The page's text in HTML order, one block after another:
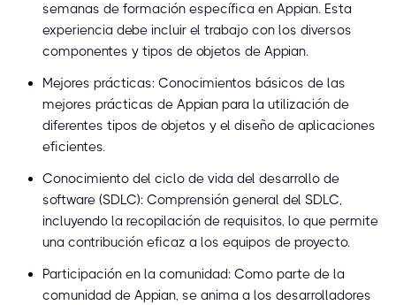
semanas de formación específica en Appian. Esta
experiencia debe incluir el trabajo con los diversos
componentes y tipos de objetos de Appian.
Mejores prácticas: Conocimientos básicos de las
mejores prácticas de Appian para la utilización de
diferentes tipos de objetos y el diseño de aplicaciones
eficientes.
Conocimiento del ciclo de vida del desarrollo de
software (SDLC): Comprensión general del SDLC,
incluyendo la recopilación de requisitos, lo que permite
una contribución eficaz a los equipos de proyecto.
Participación en la comunidad: Como parte de la
comunidad de Appian, se anima a los desarrolladores